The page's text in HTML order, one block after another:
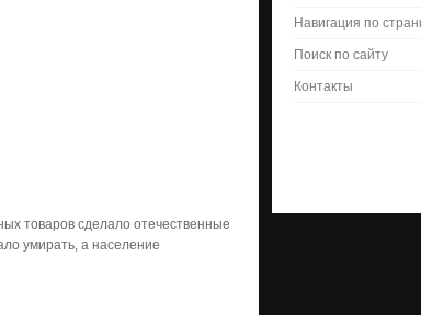
товаров сделало отечественные
умирать, а население
Навигация по
Поиск по сайту
Контакты